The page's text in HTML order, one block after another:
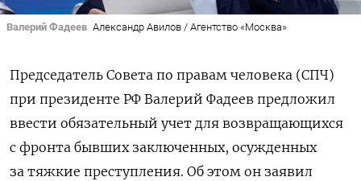
Валерий Фадеев Александр Авилов / Агентство «Москва»
Председатель Совета по правам человека (СПЧ)
при президенте РФ Валерий Фадеев предложил
ввести обязательный учет для возвращающихся
с фронта бывших заключенных, осужденных
за тяжкие преступления. Об этом он заявил